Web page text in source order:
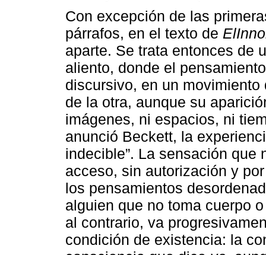
Con excepción de las
párrafos, en el texto de
aparte. Se trata entonces de
aliento, donde el
discursivo, en un
de la otra, aunque su
imágenes, ni espacios, ni
anunció Beckett, la
indecible”. La sensación que
acceso, sin autorización y
los pensamientos
alguien que no toma cuerpo
al contrario, va
condición de existencia: la